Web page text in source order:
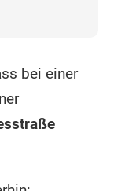
bei einer